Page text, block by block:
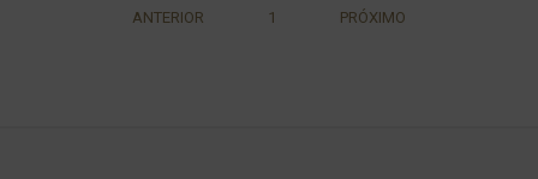
ANTERIOR 1 PRÓXIMO